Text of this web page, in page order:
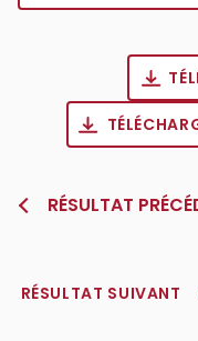
RÉSULTAT
RÉSULTAT SUIVANT